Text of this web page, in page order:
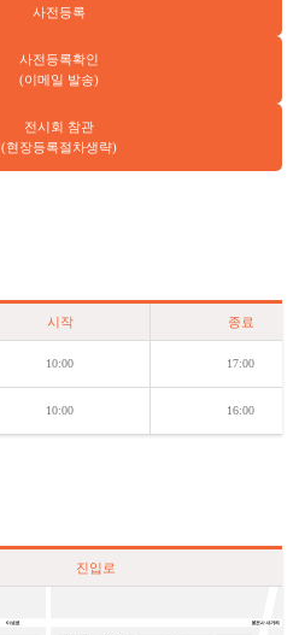
사전등록
사전등록확인
(이메일 발송)
전시회 참관
(현장등록절차생략)
시작 종료
10:00 17:00
10:00 16:00
진입로